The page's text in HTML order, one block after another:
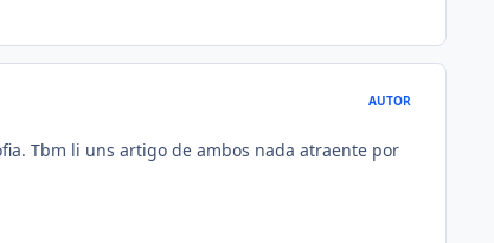
AUTOR
Tbm li uns artigo de ambos nada atraente por